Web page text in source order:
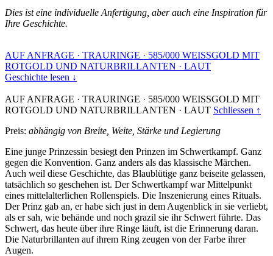
Dies ist eine individuelle Anfertigung, aber auch eine Inspiration für
Ihre Geschichte.
AUF ANFRAGE · TRAURINGE · 585/000 WEISSGOLD MIT
ROTGOLD UND NATURBRILLANTEN · LAUT
Geschichte lesen ↓
AUF ANFRAGE · TRAURINGE · 585/000 WEISSGOLD MIT
ROTGOLD UND NATURBRILLANTEN · LAUT Schliessen ↑
Preis: abhängig von Breite, Weite, Stärke und Legierung
Eine junge Prinzessin besiegt den Prinzen im Schwertkampf. Ganz
gegen die Konvention. Ganz anders als das klassische Märchen.
Auch weil diese Geschichte, das Blaublütige ganz beiseite gelassen,
tatsächlich so geschehen ist. Der Schwertkampf war Mittelpunkt
eines mittelalterlichen Rollenspiels. Die Inszenierung eines Rituals.
Der Prinz gab an, er habe sich just in dem Augenblick in sie verliebt,
als er sah, wie behände und noch grazil sie ihr Schwert führte. Das
Schwert, das heute über ihre Ringe läuft, ist die Erinnerung daran.
Die Naturbrillanten auf ihrem Ring zeugen von der Farbe ihrer
Augen.